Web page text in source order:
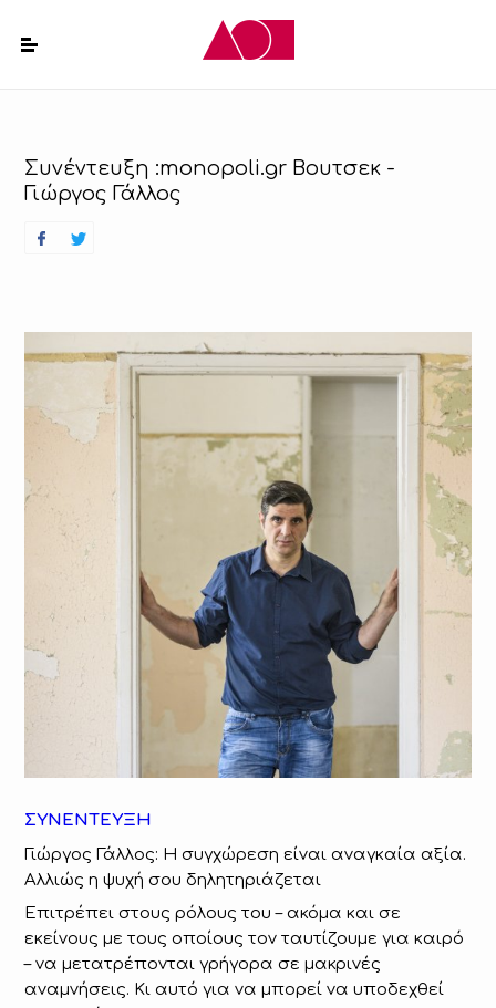
Συνέντευξη :monopoli.gr Βουτσεκ -
Γιώργος Γάλλος
ΣΥΝΕΝΤΕΥΞΗ
Γιώργος Γάλλος: Η συγχώρεση είναι αναγκαία αξία.
Αλλιώς η ψυχή σου δηλητηριάζεται
Eπιτρέπει στους ρόλους του – ακόμα και σε
εκείνους με τους οποίους τον ταυτίζουμε για καιρό
– να μετατρέπονται γρήγορα σε μακρινές
αναμνήσεις. Κι αυτό για να μπορεί να υποδεχθεί